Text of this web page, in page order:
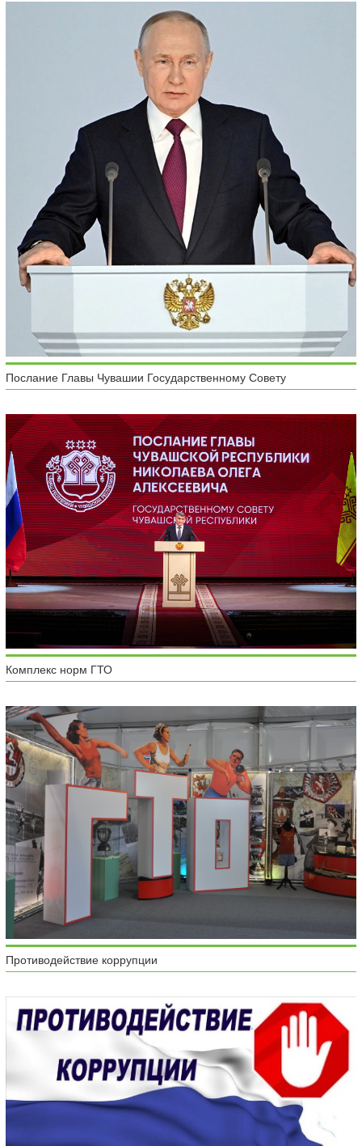
Послание Главы Чувашии Государственному Совету
Комплекс норм ГТО
Противодействие коррупции